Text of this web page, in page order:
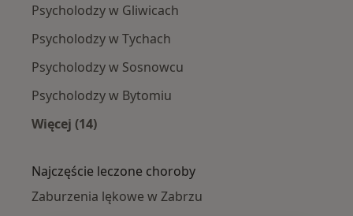
Psycholodzy w Gliwicach
Psycholodzy w Tychach
Psycholodzy w Sosnowcu
Psycholodzy w Bytomiu
Więcej (14)
Najczęście leczone choroby
Zaburzenia lękowe w Zabrzu